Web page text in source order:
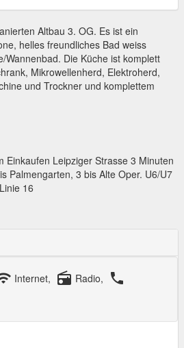
Altbau 3. OG. Es ist ein
helles freundliches Bad weiss
Wannenbad. Die Küche ist komplett
Mikrowellenherd, Elektroherd,
und Trockner und komplettem
Einkaufen Leipziger Strasse 3 Minuten
Palmengarten, 3 bis Alte Oper. U6/U7
16
Internet, radio Radio, local_phone